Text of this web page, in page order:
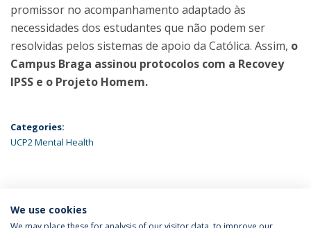
promissor no acompanhamento adaptado às
necessidades dos estudantes que não podem ser
resolvidas pelos sistemas de apoio da Católica. Assim, o
Campus Braga assinou protocolos com a Recovey
IPSS e o Projeto Homem.
Categories:
UCP2 Mental Health
ÚLTIMAS NOTÍCIAS
We use cookies